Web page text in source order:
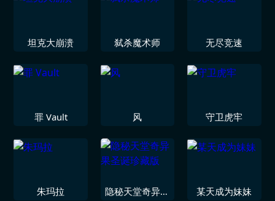
坦克大崩溃 弑杀魔术师 无尽竞速
罪 Vault 风 守卫虎牢
朱玛拉
隐秘天堂奇异果
某天成为妹妹